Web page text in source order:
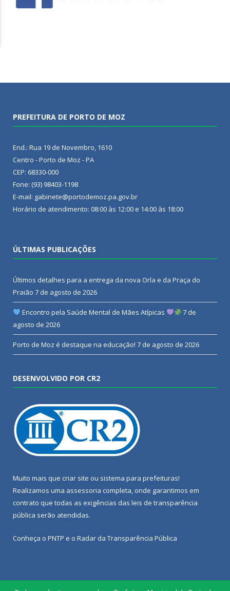
PREFEITURA DE PORTO DE MOZ
End.: Rua 19 de Novembro, 1610
Centro - Porto de Moz - PA
CEP: 68330-000
Fone: (93) 98403-1198
E-mail: gabinete@portodemoz.pa.gov.br
Horário de atendimento: 08:00 às 12:00 e 14:00 às 18:00
ÚLTIMAS PUBLICAÇÕES
Últimos detalhes para a entrega da nova Orla e da Praça do
Praião 7 de agosto de 2026
Encontro pela Saúde Mental de Mães Atípicas
7 de
agosto de 2026
Porto de Moz é destaque na educação! 7 de agosto de 2026
DESENVOLVIDO POR CR2
Muito mais que criar site ou sistema para prefeituras!
Realizamos uma assessoria completa, onde garantimos em
contrato que todas as exigências das leis de transparência
pública serão atendidas.
Conheça o PNTP e o Radar da Transparência Pública